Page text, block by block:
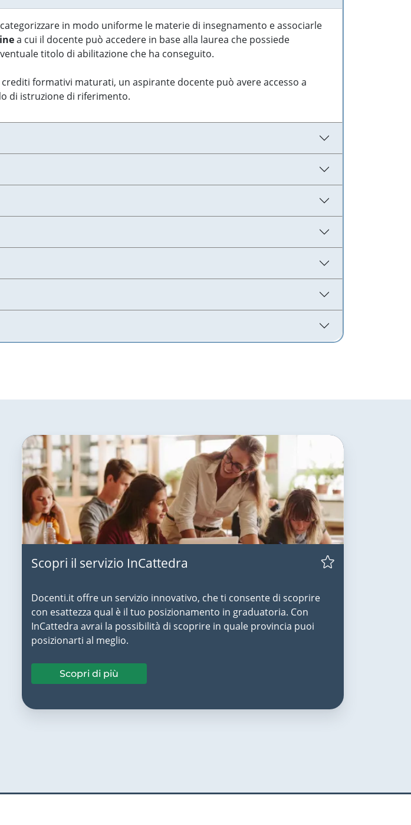
in modo uniforme le materie di insegnamento e associarle
a cui il docente può accedere in base alla laurea che possiede
titolo di abilitazione che ha conseguito.
formativi maturati, un aspirante docente può avere accesso a
di istruzione di riferimento.
Scopri il servizio InCattedra
Docenti.it offre un servizio innovativo, che ti consente di scoprire
con esattezza qual è il tuo posizionamento in graduatoria. Con
InCattedra avrai la possibilità di scoprire in quale provincia puoi
posizionarti al meglio.
Scopri di più